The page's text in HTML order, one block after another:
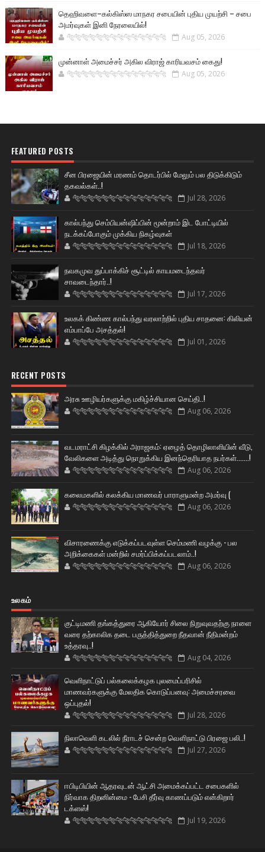
தெஹிவளை–கல்கிஸ்ஸ மாநகர சபையின் புதிய முயற்சி – சபை
அமர்வுகள் இனி நேரலையில்!
🐅🐅🐅🐅🐅🐅🐆🐆🐆🐆🐆🐆🐆🐆 Aug 05, 2026
முன்னாள் அமைச்சர் அகில விராஜ் காரியவசம் கைது!
🐅🐅🐅🐅🐅🐅🐆🐆🐆🐆🐆🐆🐆🐆 Aug 05, 2026
FEATURED POSTS
சீன பிரஜையின் மரணம் தொடர்பில் மேலும் பல திடுக்கிடும்
தகவல்கள்..!
🐅🐅🐅🐅🐅🐅🐆🐆🐆🐆🐆🐆🐆🐆 Jul 28, 2026
கால்பந்து செம்பியன்ஷிப்பின் மூன்றாம் இட போட்டியில்
நடக்கப்போகும் முக்கிய நிகழ்வுகள்
🐅🐅🐅🐅🐅🐅🐆🐆🐆🐆🐆🐆🐆🐆 Jul 18, 2026
நவகமுவ துப்பாக்கிச் சூட்டில் காயமடைந்தவர்
சாவடைந்தார்..!
🐅🐅🐅🐅🐅🐅🐆🐆🐆🐆🐆🐆🐆🐆 Jul 17, 2026
உலகக் கிண்ண கால்பந்து வரலாற்றில் புதிய சாதனை: கிலியன்
எம்பாப்பே அசத்தல்!
🐅🐅🐅🐅🐅🐅🐆🐆🐆🐆🐆🐆🐆🐆 Jul 01, 2026
RECENT POSTS
அரசு ஊழியர்களுக்கு மகிழ்ச்சியான செய்தி..!
🐅🐅🐅🐅🐅🐅🐆🐆🐆🐆🐆🐆🐆🐆 Aug 06, 2026
வடமராட்சி கிழக்கில் அராஜகம்: ஏழைத் தொழிலாளியின் வீடு,
வேலிகளை அடித்து நொறுக்கிய இனந்தெரியாத நபர்கள்.......!
🐅🐅🐅🐅🐅🐅🐆🐆🐆🐆🐆🐆🐆🐆 Aug 06, 2026
கலைமகளில் கலக்கிய மாணவர் பாராளுமன்ற அமர்வு (
🐅🐅🐅🐅🐅🐅🐆🐆🐆🐆🐆🐆🐆🐆 Aug 06, 2026
விசாரணைக்கு எடுக்கப்படவுள்ள செம்மணி வழக்கு - பல
அறிக்கைகள் மன்றில் சமர்ப்பிக்கப்படலாம்..!
🐅🐅🐅🐅🐅🐅🐆🐆🐆🐆🐆🐆🐆🐆 Aug 06, 2026
உலகம்
குட்டிமணி தங்கத்துரை ஆகியோர் சிலை நிறுவுவதற்கு நாளை
வரை தற்காலிக தடை பருத்தித்துறை நீதவான் நீதிமன்றம்
உத்தரவு..!
🐅🐅🐅🐅🐅🐅🐆🐆🐆🐆🐆🐆🐆🐆 Aug 04, 2026
வெளிநாட்டுப் பல்கலைக்கழக புலமைப்பரிசில்
மாணவர்களுக்கு மேலதிக கொடுப்பனவு: அமைச்சரவை
ஒப்புதல்!
🐅🐅🐅🐅🐅🐅🐆🐆🐆🐆🐆🐆🐆🐆 Jul 28, 2026
நிலாவெளி கடலில் நீராடச் சென்ற வௌிநாட்டு பிரஜை பலி..!
🐅🐅🐅🐅🐅🐅🐆🐆🐆🐆🐆🐆🐆🐆 Jul 27, 2026
ஈபிடிபியின் ஆதரவுடன் ஆட்சி அமைக்கப்பட்ட சபைகளில்
நிர்வாக திறனின்மை - பேசி தீர்வு காணப்படும் என்கிறார்
டக்ளஸ்!
🐅🐅🐅🐅🐅🐅🐆🐆🐆🐆🐆🐆🐆🐆 Jul 19, 2026